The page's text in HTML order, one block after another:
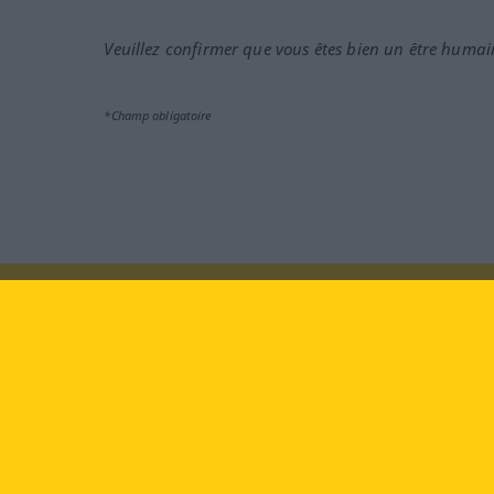
Veuillez confirmer que vous êtes bien un être
*Champ obligatoire